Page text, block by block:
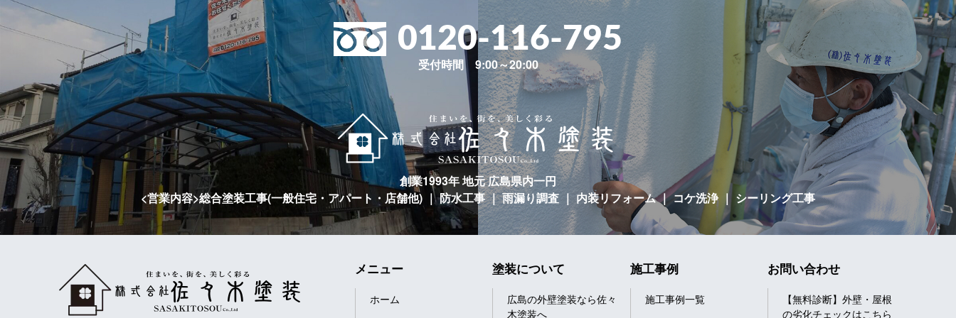
0120-116-795
受付時間 9:00～20:00
創業1993年 地元 広島県内一円
<営業内容>総合塗装工事(一般住宅・アパート・店舗他) ｜ 防水工事 ｜ 雨漏り調査 ｜ 内装リフォーム｜ コケ洗浄 ｜ シーリング工事
メニュー
ホーム
塗装について
広島の外壁塗装なら佐々
木塗装へ
施工事例
施工事例一覧
お問い合わせ
【無料診断】外壁・屋根
の劣化チェックはこちら